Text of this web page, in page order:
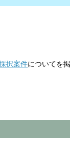
択案件についてを